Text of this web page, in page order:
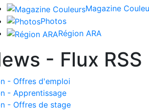
Magazine
Photos
Région ARA
- Flux RSS
- Offres d'emploi
- Apprentissage
- Offres de stage